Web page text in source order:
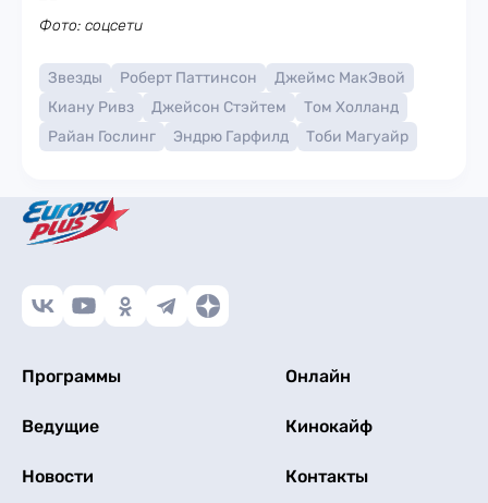
Фото: соцсети
Звезды Роберт Паттинсон
Джеймс МакЭвой
Киану Ривз
Джейсон Стэйтем
Том Холланд
Райан Гослинг
Эндрю Гарфилд Тоби Магуайр
Программы Онлайн
Ведущие Кинокайф
Новости Контакты